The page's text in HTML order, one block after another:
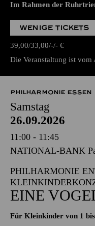
Im Rahmen der
WENIGE TICKETS
39,00 33,00 - - €
Die Veranstaltung ist vom
PHILHARMONIE ESSEN
Samstag
26.09.2026
11:00 - 11:45
NATIONAL-BANK
PHILHARMONIE
EINE
Für Kleinkinder von 1